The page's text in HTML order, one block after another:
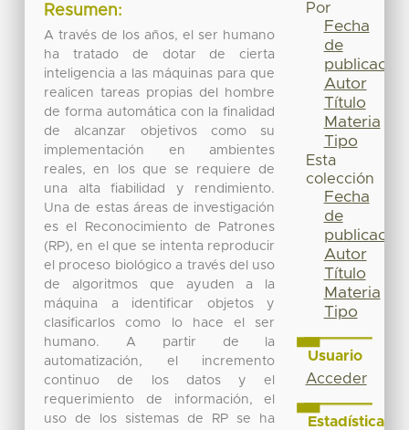
Resumen:
A través de los años, el ser humano
ha tratado de dotar de cierta
inteligencia a las máquinas para que
realicen tareas propias del hombre
de forma automática con la finalidad
de alcanzar objetivos como su
implementación en ambientes
reales, en los que se requiere de
una alta fiabilidad y rendimiento.
Una de estas áreas de investigación
es el Reconocimiento de Patrones
(RP), en el que se intenta reproducir
el proceso biológico a través del uso
de algoritmos que ayuden a la
máquina a identificar objetos y
clasificarlos como lo hace el ser
humano. A partir de la
automatización, el incremento
continuo de los datos y el
requerimiento de información, el
uso de los sistemas de RP se ha
Por
Fecha
de
publicación
Autor
Título
Materia
Tipo
Esta
colección
Fecha
de
publicación
Autor
Título
Materia
Tipo
Usuario
Acceder
Estadísticas